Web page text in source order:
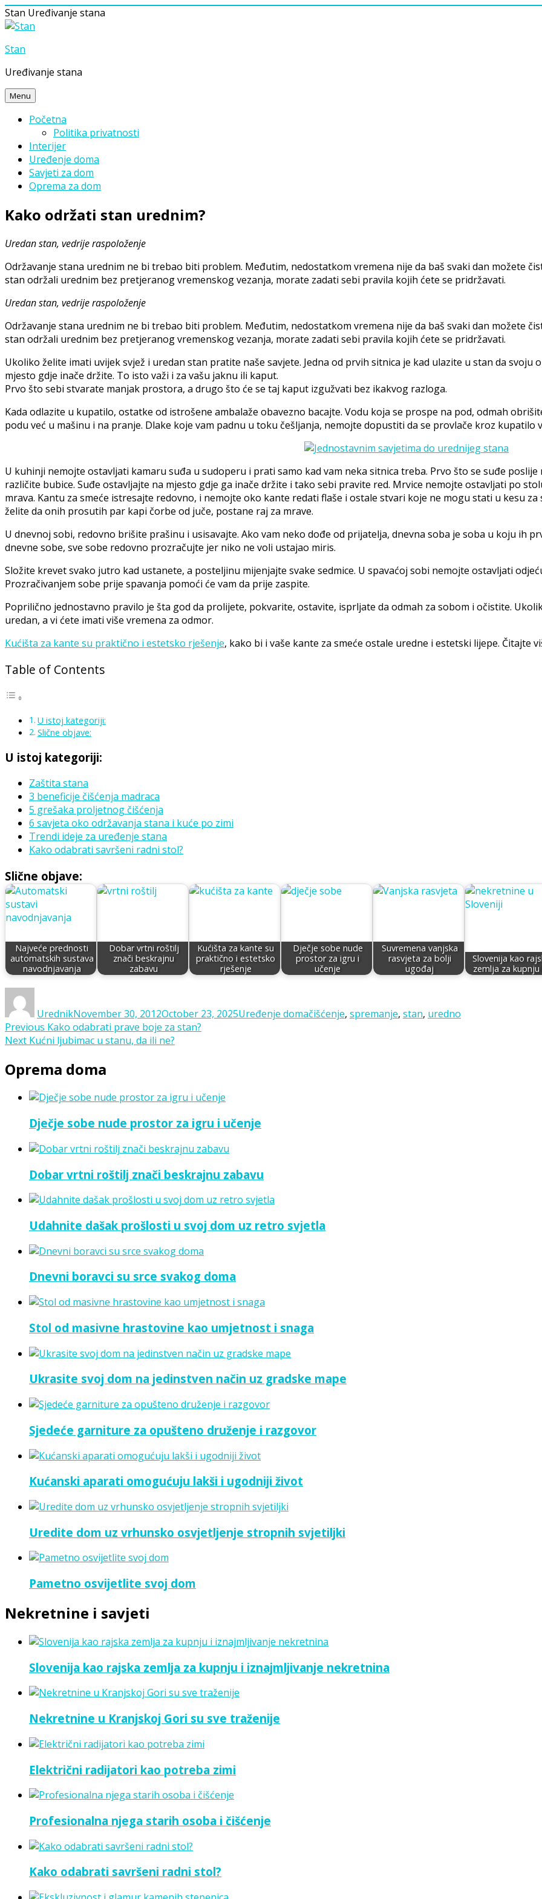
Stan Uređivanje stana
Skip
content
Stan
Uređivanje stana
Menu
Početna
Politika privatnosti
Interijer
Uređenje doma
Savjeti za dom
Oprema za dom
Kako održati stan urednim?
Uredan stan, vedrije raspoloženje
Održavanje stana urednim ne bi trebao biti problem. Međutim, nedostatkom vremena nije da baš svaki dan možete
stan održali urednim bez pretjeranog vremenskog vezanja, morate zadati sebi pravila kojih ćete se pridržavati.
Uredan stan, vedrije raspoloženje
Održavanje stana urednim ne bi trebao biti problem. Međutim, nedostatkom vremena nije da baš svaki dan možete
stan održali urednim bez pretjeranog vremenskog vezanja, morate zadati sebi pravila kojih ćete se pridržavati.
Ukoliko želite imati uvijek svjež i uredan stan pratite naše savjete. Jedna od prvih sitnica je kad ulazite u stan da svoju
mjesto gdje inače držite. To isto važi i za vašu jaknu ili kaput.
Prvo što sebi stvarate manjak prostora, a drugo što će se taj kaput izgužvati bez ikakvog razloga.
Kada odlazite u kupatilo, ostatke od istrošene ambalaže obavezno bacajte. Vodu koja se prospe na pod, odmah
podu već u mašinu i na pranje. Dlake koje vam padnu u toku češljanja, nemojte dopustiti da se provlače kroz kupatilo
U kuhinji nemojte ostavljati kamaru suđa u sudoperu i prati samo kad vam neka sitnica treba. Prvo što se suđe
različite bubice. Suđe ostavljajte na mjesto gdje ga inače držite i tako sebi pravite red. Mrvice nemojte ostavljati po
mrava. Kantu za smeće istresajte redovno, i nemojte oko kante redati flaše i ostale stvari koje ne mogu stati u kesu
želite da onih prosutih par kapi čorbe od juče, postane raj za mrave.
U dnevnoj sobi, redovno brišite prašinu i usisavajte. Ako vam neko dođe od prijatelja, dnevna soba je soba u koju ih
dnevne sobe, sve sobe redovno prozračujte jer niko ne voli ustajao miris.
Složite krevet svako jutro kad ustanete, a posteljinu mijenjajte svake sedmice. U spavaćoj sobi nemojte ostavljati
Prozračivanjem sobe prije spavanja pomoći će vam da prije zaspite.
Poprilično jednostavno pravilo je šta god da prolijete, pokvarite, ostavite, isprljate da odmah za sobom i očistite.
uredan, a vi ćete imati više vremena za odmor.
Kućišta za kante su praktično i estetsko rješenje, kako bi i vaše kante za smeće ostale uredne i estetski lijepe. Čitajte
Table of Contents
U istoj kategoriji:
Slične objave:
U istoj kategoriji:
Zaštita stana
3 beneficije čišćenja madraca
5 grešaka proljetnog čišćenja
6 savjeta oko održavanja stana i kuće po zimi
Trendi ideje za uređenje stana
Kako odabrati savršeni radni stol?
Slične objave:
Najveće prednosti
automatskih sustava
navodnjavanja
Dobar vrtni roštilj
znači beskrajnu
zabavu
Kućišta za kante su
praktično i estetsko
rješenje
Dječje sobe nude
prostor za igru i
učenje
Suvremena vanjska
rasvjeta za bolji
ugođaj
Slovenija kao
zemlja za
Urednikon
November 30, 2012October 23, 2025Uređenje domačišćenje, spremanje, stan, uredno
Post
navigation
Previous Previous
post:
Kako odabrati prave boje za stan?
Next Next
Kućni ljubimac u stanu, da ili ne?
Oprema doma
Dječje sobe nude prostor za igru i učenje
Dobar vrtni roštilj znači beskrajnu zabavu
Udahnite dašak prošlosti u svoj dom uz retro svjetla
Dnevni boravci su srce svakog doma
Stol od masivne hrastovine kao umjetnost i snaga
Ukrasite svoj dom na jedinstven način uz gradske mape
Sjedeće garniture za opušteno druženje i razgovor
Kućanski aparati omogućuju lakši i ugodniji život
Uredite dom uz vrhunsko osvjetljenje stropnih svjetiljki
Pametno osvijetlite svoj dom
Nekretnine i savjeti
Slovenija kao rajska zemlja za kupnju i iznajmljivanje nekretnina
Nekretnine u Kranjskoj Gori su sve traženije
Električni radijatori kao potreba zimi
Profesionalna njega starih osoba i čišćenje
Kako odabrati savršeni radni stol?